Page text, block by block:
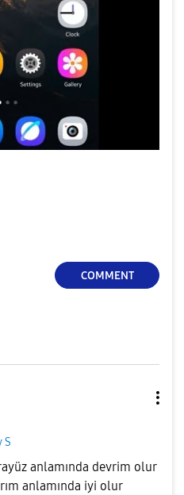
COMMENT
S
anlamında devrim olur
anlamında iyi olur